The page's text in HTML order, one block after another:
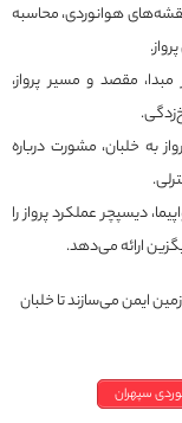
هوانوردی، محاسبه
مقصد و مسیر پرواز،
به خلبان، مشورت درباره
دیسپچر عملکرد پرواز را
ارائه می‌دهد.
ایمن می‌سازند تا خلبان
سپهران